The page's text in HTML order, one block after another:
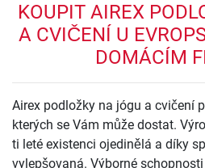
KOUPIT AIREX
A CVIČENÍ U
DOMÁCÍM
Airex podložky na jógu a cvičení
kterých se Vám může dostat.
ti leté existenci ojedinělá a díky
vylepšovaná. Výborné